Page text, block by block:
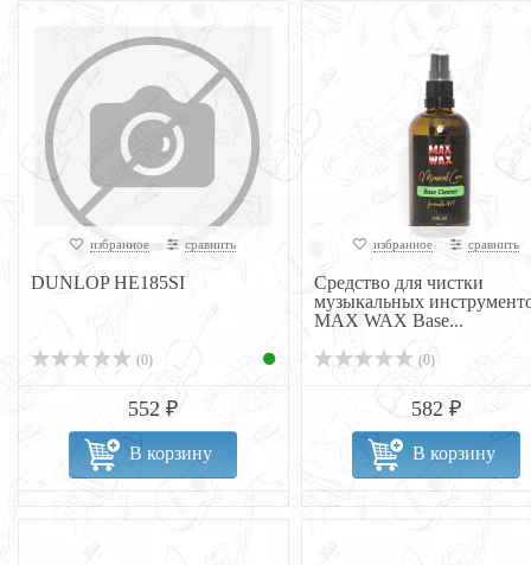
избранное сравнить
DUNLOP НЕ185SI
(0)
552 ₽
В корзину
избранное сравнить
Средство для чистки
музыкальных
MAX WAX Base...
(0)
582 ₽
В корзину